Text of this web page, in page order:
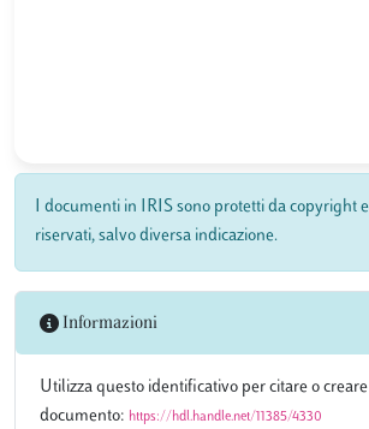
I documenti in IRIS sono protetti da copyright
riservati, salvo diversa indicazione.
Informazioni
Utilizza questo identificativo per citare o
documento: https://hdl.handle.net/11385/4330